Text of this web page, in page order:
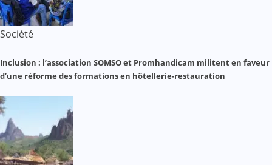
Société
Inclusion : l’association SOMSO et Promhandicam militent en faveur
d’une réforme des formations en hôtellerie-restauration